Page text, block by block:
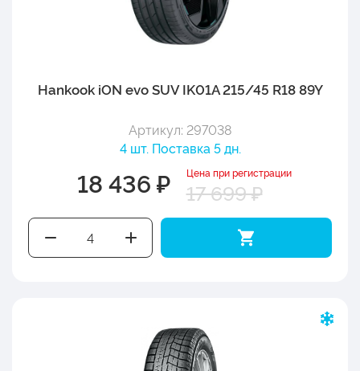
Hankook iON evo SUV IK01A 215/45 R18 89Y
Артикул: 297038
4 шт. Поставка 5 дн.
18 436 ₽ Цена при регистрации
17 699 ₽